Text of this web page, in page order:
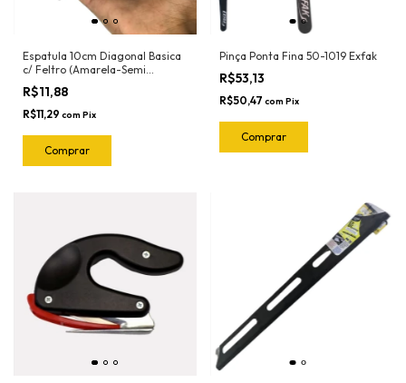
Espatula 10cm Diagonal Basica
c/ Feltro (Amarela-Semi
Flexivel) 50-2023 Exfak
R$11,88
R$11,29 com Pix
Pinça Ponta Fina 50-1019 Exfak
R$53,13
R$50,47 com Pix